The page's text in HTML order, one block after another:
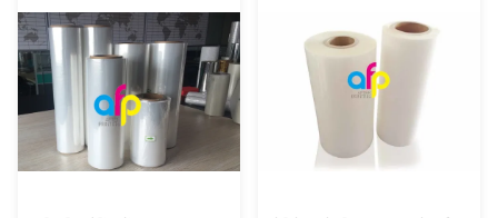
Our competitive advantage
includes offering factory pricing
...
42dynes Excellent Performance
at UV Spot and Hot Stamping!
FDA PASSED What is BOPP ...